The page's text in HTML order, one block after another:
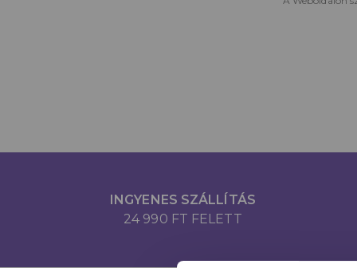
INGYENES SZÁLLÍTÁS
24 990 FT FELETT